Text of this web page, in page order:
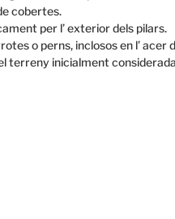
cobertes.
per l’ exterior dels pilars.
o perns, inclosos en l’ acer
terreny inicialment